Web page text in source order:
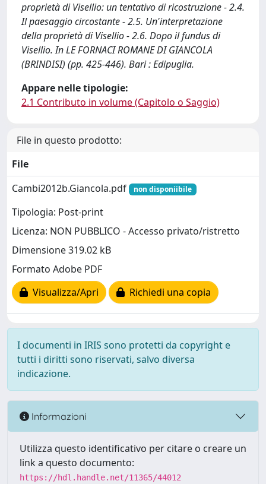
proprietà di Visellio: un tentativo di ricostruzione - 2.4.
Il paesaggio circostante - 2.5. Un'interpretazione
della proprietà di Visellio - 2.6. Dopo il fundus di
Visellio. In LE FORNACI ROMANE DI GIANCOLA
(BRINDISI) (pp. 425-446). Bari : Edipuglia.
Appare nelle tipologie:
2.1 Contributo in volume (Capitolo o Saggio)
File in questo prodotto:
File
Cambi2012b.Giancola.pdf
non disponiibile
Tipologia: Post-print
Licenza: NON PUBBLICO - Accesso privato/ristretto
Dimensione 319.02 kB
Formato Adobe PDF
Visualizza/Apri
Richiedi una copia
I documenti in IRIS sono protetti da copyright e
tutti i diritti sono riservati, salvo diversa
indicazione.
Informazioni
Utilizza questo identificativo per citare o creare un
link a questo documento:
https://hdl.handle.net/11365/44012